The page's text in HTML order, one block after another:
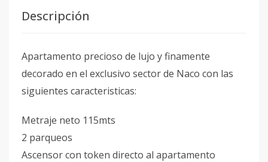
Descripción
Apartamento precioso de lujo y finamente
decorado en el exclusivo sector de Naco con las
siguientes caracteristicas:
Metraje neto 115mts
2 parqueos
Ascensor con token directo al apartamento